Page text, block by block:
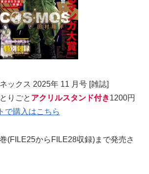
ックス 2025年 11 月号 [雑誌]
りごと アクリルスタンド付き1200円
で購入はこちら
(FILE25からFILE28収録)まで発売さ